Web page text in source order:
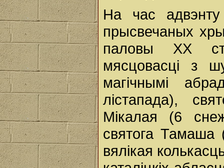
На час
прысвечаных
паловы XX
мясцовасці з
магічнымі
лістапада),
Мікалая (6
святога Тамаша
вялікая